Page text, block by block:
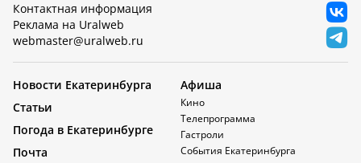
Контактная информация
Реклама на Uralweb
webmaster@uralweb.ru
Новости Екатеринбурга
Статьи
Погода в Екатеринбурге
Почта
Афиша
Кино
Телепрограмма
Гастроли
События Екатеринбурга